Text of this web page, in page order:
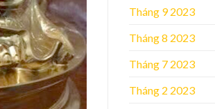
Tháng 9 2023
Tháng 8 2023
Tháng 7 2023
Tháng 2 2023